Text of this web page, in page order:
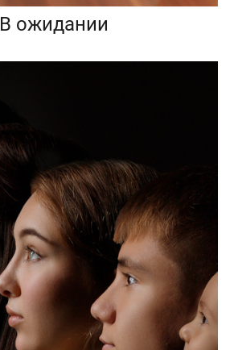
В ожидании